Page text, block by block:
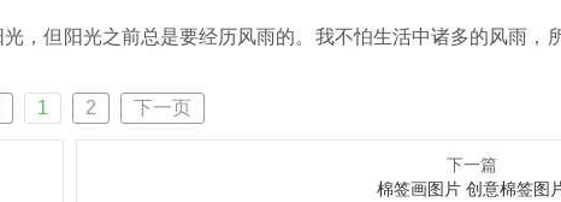
，但阳光之前总是要经历风雨的。我不怕生活中诸多的风雨，
1 2 下一页
下一篇
棉签画图片 创意棉签图